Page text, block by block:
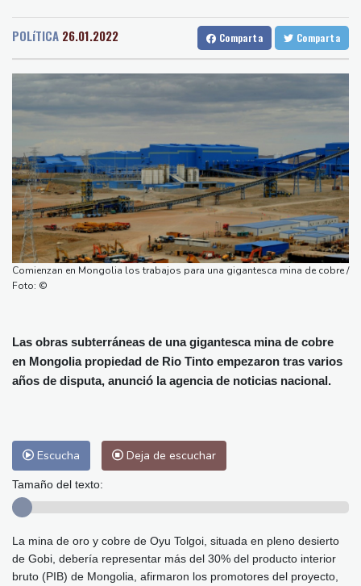
Barcelona
Bilbao
23 °C
Santo Domingo
27 °C
Havana
26 °C
Quito
Brasilia
Rio de Janeiro
23 °C
São Paulo
17 °C
Nava de la Asunción
28 °C
Bueno Aires
25 °C
Punta Arena
25 °C
Montevideo
9 °C Panama
25 °C
San Salvador
26 °C Oaxaca
15 °C
Alicante
31 °C Córdoba
31 °C
Málaga
31 °C Murcia
32 °C
Las Palmas de Gran Canaria
26 °C
San José
28 °C Asunción
Panama City
políticos en Venezuela
Mueren seis miembros de grupos ilegales en los primeros
combates del nuevo gobierno de Colombia
El tifón Dolphin se debilita, pero interrumpe el transporte en el
este de China
El sindicato de prensa venezolano denuncia una agresión a una
periodista en el inicio del diálogo político
La deforestación en la Amazonía brasileña registró un nuevo
récord mínimo
Tifón Dolphin se debilita pero interrumpe el transporte en el este
de China
Controlan el incendio que arrasó el sureste de Francia durante
POLíTICA 26.01.2022 Comparta Comparta
Comienzan en Mongolia los trabajos para una gigantesca mina de cobre /
Foto: ©
Las obras subterráneas de una gigantesca mina de cobre
en Mongolia propiedad de Rio Tinto empezaron tras varios
años de disputa, anunció la agencia de noticias nacional.
Escucha Deja de escuchar
Tamaño del texto:
La mina de oro y cobre de Oyu Tolgoi, situada en pleno desierto
de Gobi, debería representar más del 30% del producto interior
bruto (PIB) de Mongolia, afirmaron los promotores del proyecto,